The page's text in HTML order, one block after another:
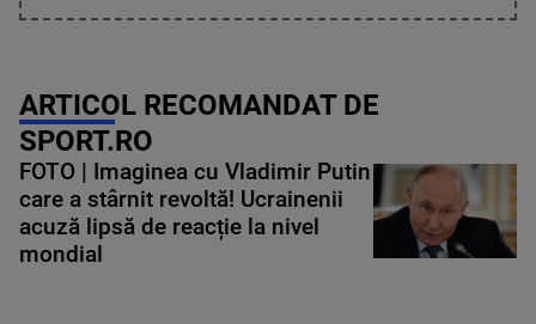
ARTICOL RECOMANDAT DE
SPORT.RO
FOTO | Imaginea cu Vladimir Putin
care a stârnit revoltă! Ucrainenii
acuză lipsă de reacție la nivel
mondial